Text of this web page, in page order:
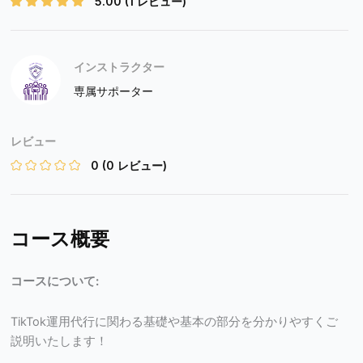
インストラクター
専属サポーター
レビュー
0 (0 レビュー)
コース概要
コースについて:
TikTok運用代行に関わる基礎や基本の部分を分かりやすくご
説明いたします！